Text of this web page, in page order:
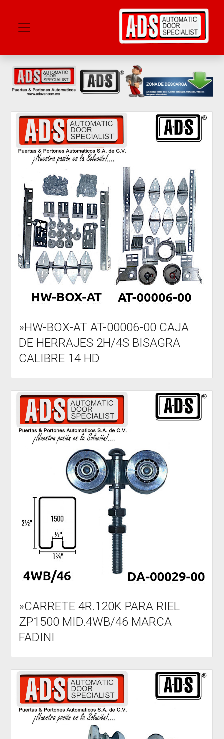
Compañia
Sucursales
ADS
Shop
Mercado
Libre
Amazon
»HW-BOX-AT AT-00006-00 CAJA
DE HERRAJES 2H/4S BISAGRA
CALIBRE 14 HD
»CARRETE 4R.120K PARA RIEL
ZP1500 MID.4WB/46 MARCA
FADINI